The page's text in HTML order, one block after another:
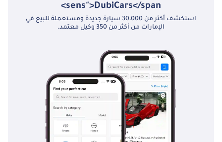
sens">DubiCars</span>
استكشف أكثر من 30،000 سيارة جديدة ومستعملة للبيع في
الإمارات من أكثر من 350 وكيل معتمد.